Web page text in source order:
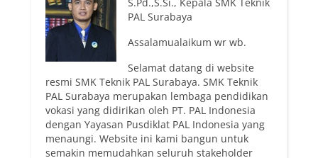
PAL Surabaya
Assalamualaikum wr wb.
Selamat datang di website
resmi SMK Teknik PAL Surabaya. SMK Teknik
PAL Surabaya merupakan lembaga pendidikan
vokasi yang didirikan oleh PT. PAL Indonesia
dengan Yayasan Pusdiklat PAL Indonesia yang
menaungi. Website ini kami bangun untuk
semakin memudahkan seluruh stakeholder